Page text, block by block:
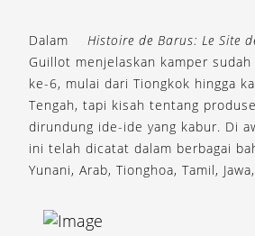
Dalam Histoire de Barus: Le Site
Guillot menjelaskan kamper
ke-6, mulai dari Tiongkok hingga
Tengah, tapi kisah tentang
dirundung ide-ide yang kabur. Di
ini telah dicatat dalam berbagai
Yunani, Arab, Tionghoa, Tamil,